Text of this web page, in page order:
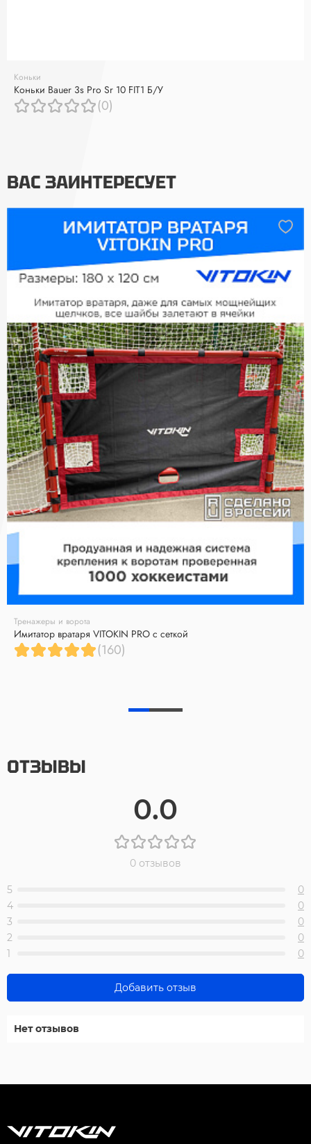
Коньки
Коньки Bauer 3s Pro Sr 10 FIT1 Б/У
(0)
ВАС ЗАИНТЕРЕСУЕТ
Тренажеры и ворота
Имитатор вратаря VITOKIN PRO с сеткой
(160)
ОТЗЫВЫ
0.0
0 отзывов
5
0
4
0
3
0
2
0
1
0
Добавить отзыв
Нет отзывов